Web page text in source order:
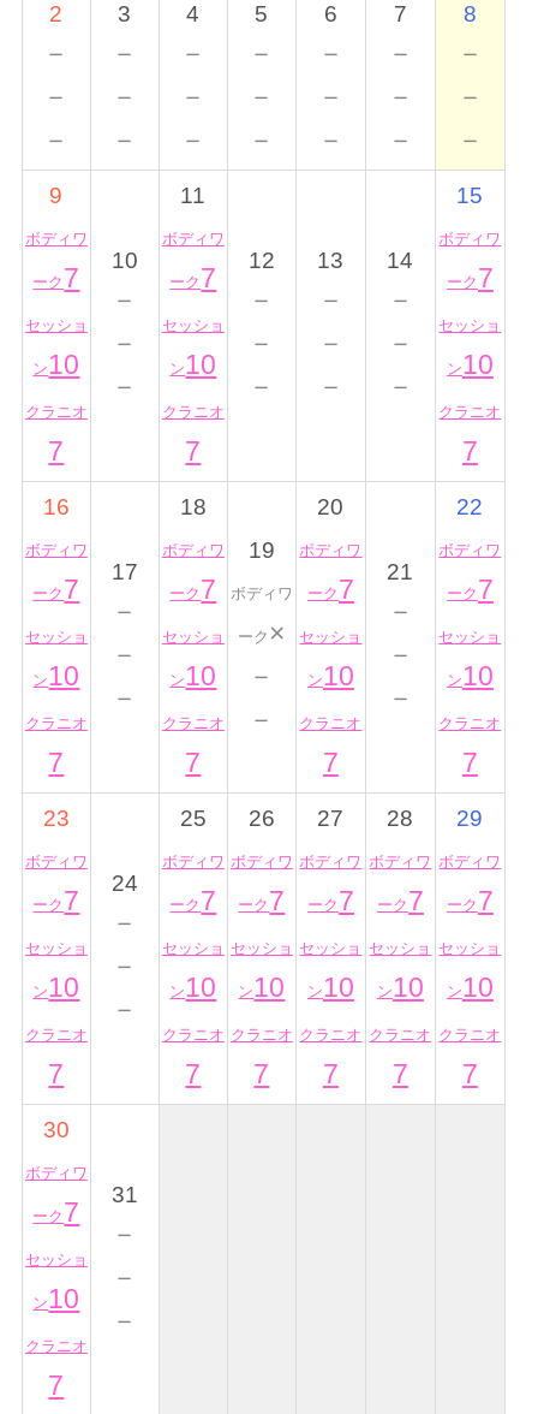
2
－
－
－
3
－
－
－
4
－
－
－
5
－
－
－
6
－
－
－
7
－
－
－
8
－
－
－
9
ボディワ
ーク 7
セッショ
ン10
クラニオ
7
10
－
－
－
11
ボディワ
ーク 7
セッショ
ン10
クラニオ
7
12
－
－
－
13
－
－
－
14
－
－
－
15
ボディワ
ーク 7
セッショ
ン10
クラニオ
7
16
ボディワ
ーク 7
セッショ
ン10
クラニオ
7
17
－
－
－
18
ボディワ
ーク 7
セッショ
ン10
クラニオ
7
19
ボディワ
ーク ×
－
－
20
ボディワ
ーク 7
セッショ
ン10
クラニオ
7
21
－
－
－
22
ボディワ
ーク 7
セッショ
ン10
クラニオ
7
23
ボディワ
ーク 7
セッショ
ン10
クラニオ
7
24
－
－
－
25
ボディワ
ーク 7
セッショ
ン10
クラニオ
7
26
ボディワ
ーク 7
セッショ
ン10
クラニオ
7
27
ボディワ
ーク 7
セッショ
ン10
クラニオ
7
28
ボディワ
ーク 7
セッショ
ン10
クラニオ
7
29
ボディワ
ーク 7
セッショ
ン10
クラニオ
7
30
ボディワ
ーク 7
セッショ
ン10
クラニオ
7
31
－
－
－